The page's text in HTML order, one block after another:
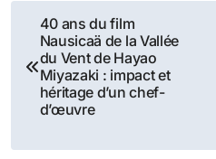
Navigation
de
l’article
40 ans du film
Nausicaä de la Vallée
du Vent de Hayao
Miyazaki : impact et
héritage d’un chef-
d’œuvre